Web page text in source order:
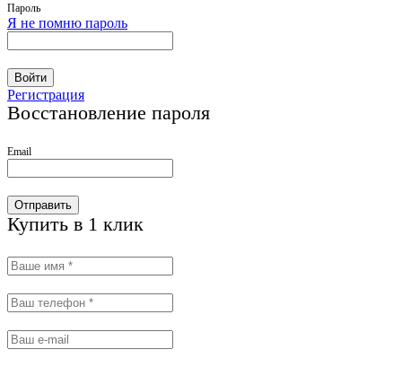
Пароль
Я не помню пароль
Войти
Регистрация
Восстановление пароля
Email
Отправить
Купить в 1 клик